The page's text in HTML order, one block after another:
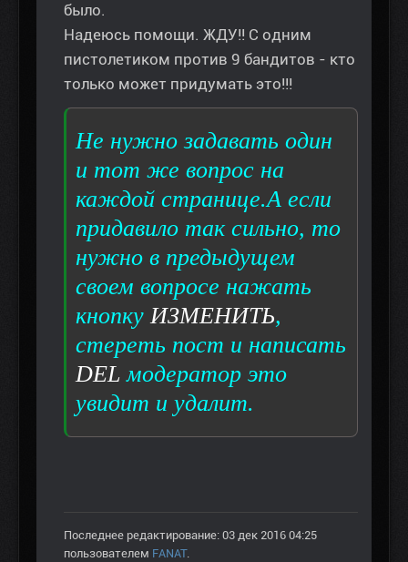
было.
Надеюсь помощи. ЖДУ!! С одним
пистолетиком против 9 бандитов - кто
только может придумать это!!!
Не нужно задавать один
и тот же вопрос на
каждой странице.А если
придавило так сильно, то
нужно в предыдущем
своем вопросе нажать
кнопку ИЗМЕНИТЬ,
стереть пост и написать
DEL модератор это
увидит и удалит.
Последнее редактирование: 03 дек 2016 04:25
пользователем FANAT.